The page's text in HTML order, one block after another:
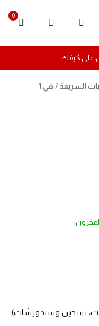
0
على كيفك ..
السريعة 7 في 1